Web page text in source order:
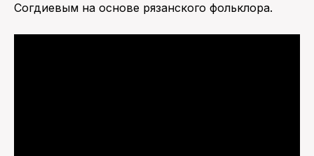
Согдиевым на основе рязанского фольклора.